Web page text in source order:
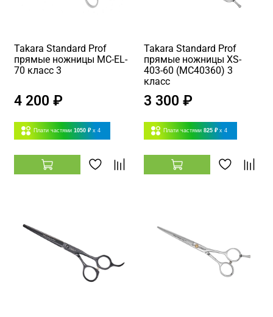
Takara Standard Prof
прямые ножницы MC-EL-
70 класс 3
4 200 ₽
Плати частями 1050 ₽ x 4
Takara Standard Prof
прямые ножницы XS-
403-60 (MC40360) 3
класс
3 300 ₽
Плати частями 825 ₽ x 4